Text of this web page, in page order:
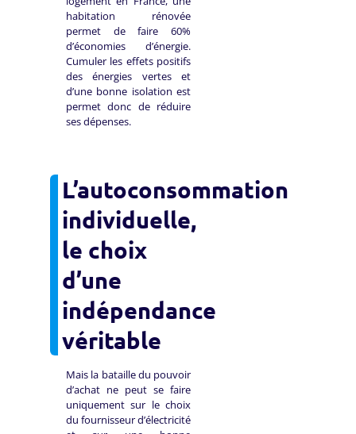
habitation rénovée
permet de faire 60%
d’économies d’énergie.
Cumuler les effets positifs
des énergies vertes et
d’une bonne isolation est
permet donc de réduire
ses dépenses.
L’autoconsommation
individuelle,
le choix
d’une
indépendance
véritable
Mais la bataille du pouvoir
d’achat ne peut se faire
uniquement sur le choix
du fournisseur d’électricité